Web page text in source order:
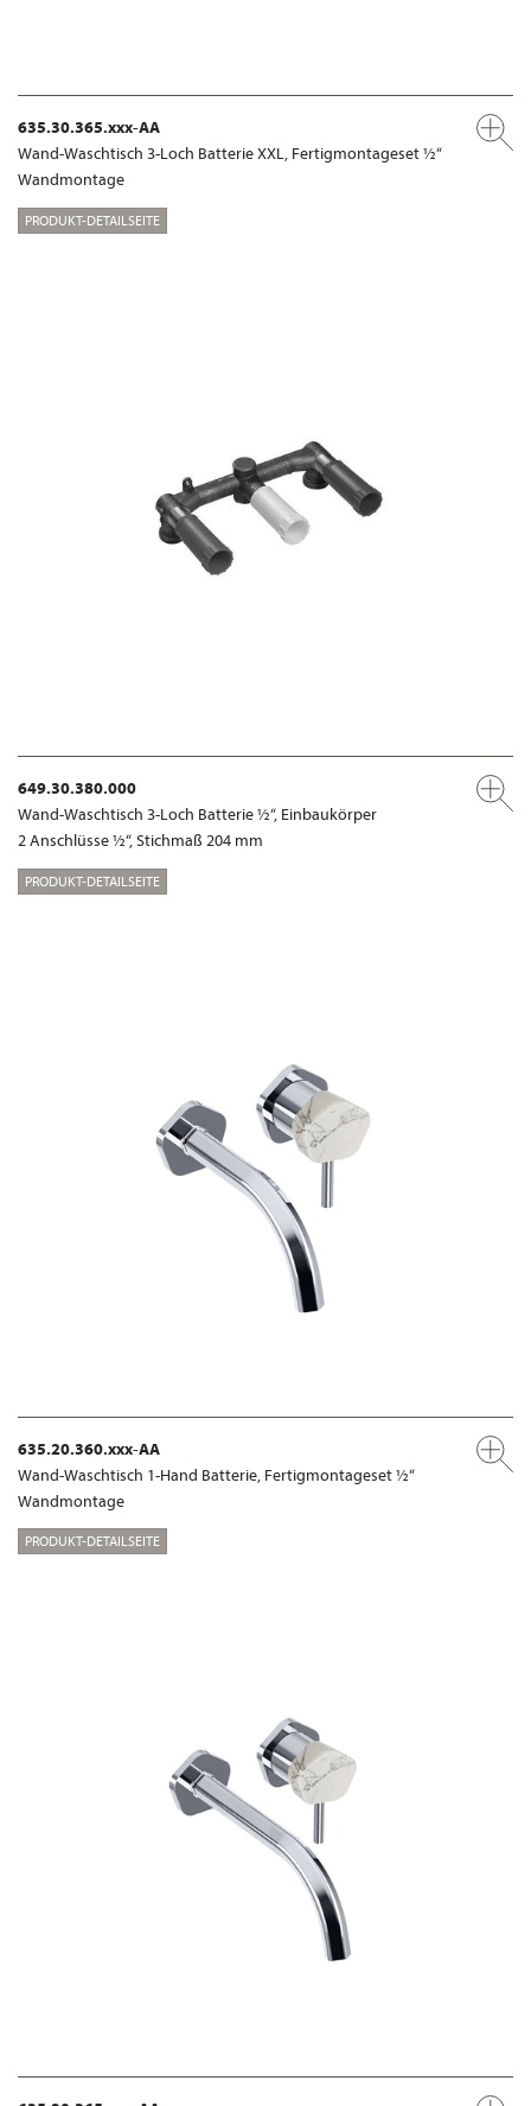
635.30.365.xxx-AA
Wand-Waschtisch 3-Loch Batterie XXL, Fertigmontageset ½“
Wandmontage
PRODUKT-DETAILSEITE
649.30.380.000
Wand-Waschtisch 3-Loch Batterie ½“, Einbaukörper
2 Anschlüsse ½“, Stichmaß 204 mm
PRODUKT-DETAILSEITE
635.20.360.xxx-AA
Wand-Waschtisch 1-Hand Batterie, Fertigmontageset ½“
Wandmontage
PRODUKT-DETAILSEITE